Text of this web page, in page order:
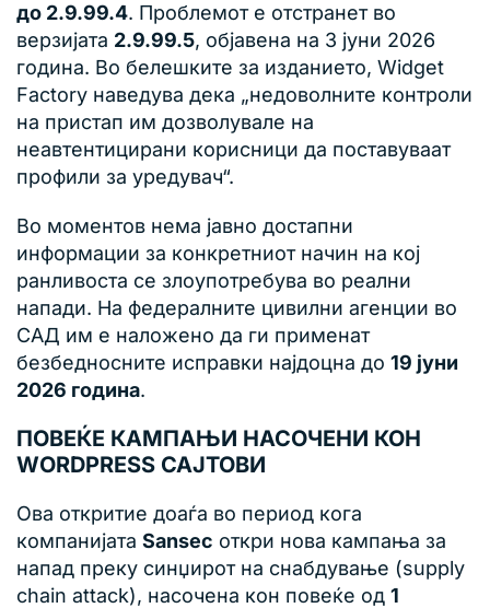
до 2.9.99.4. Проблемот е отстранет во
верзијата 2.9.99.5, објавена на 3 јуни 2026
година. Во белешките за изданието, Widget
Factory наведува дека „недоволните контроли
на пристап им дозволувале на
неавтентицирани корисници да поставуваат
профили за уредувач“.
Во моментов нема јавно достапни
информации за конкретниот начин на кој
ранливоста се злоупотребува во реални
напади. На федералните цивилни агенции во
САД им е наложено да ги применат
безбедносните исправки најдоцна до 19 јуни
2026 година.
ПОВЕЌЕ КАМПАЊИ НАСОЧЕНИ КОН
WORDPRESS САЈТОВИ
Ова откритие доаѓа во период кога
компанијата Sansec откри нова кампања за
напад преку синџирот на снабдување (supply
chain attack), насочена кон повеќе од 1